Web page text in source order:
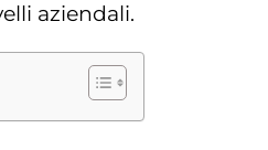
aziendali.